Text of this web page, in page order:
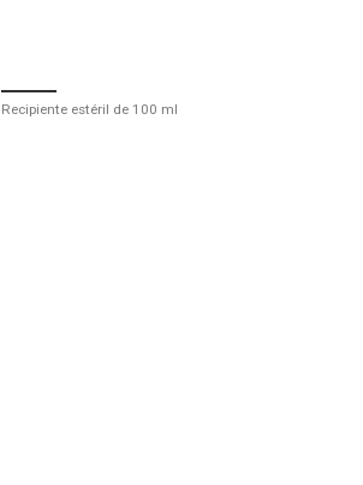
Recipiente estéril de 100 ml